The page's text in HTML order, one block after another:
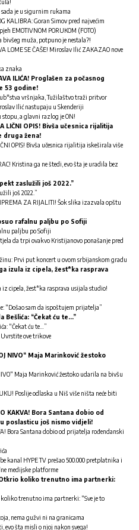
je u sigurnim rukama
KALIBRA: Goran Simov pred najvećim
EMOTIVNOM PORUKOM (FOTO)
bivšeg muža, potpuno je nestala?!
LOME SE ČAŠE! Miroslav Ilić ZAKAZAO nove
znaka
ILIĆA! Proglašen za počasnog
53 godine!
vršnjaka, Tužilaštvo traži pritvor
Ilić nastupaju u Skenderiji
stopu, a glavni razlog je ON!
LIČNI OPIS! Bivša učesnica rijalitija
druga žena!
OPIS! Bivša učesnica rijalitija iskeširala više
Kristina ga ne štedi, evo šta je uradila bez
zaslužili još 2022.”
još 2022.”
ZA RIJALITI! Šok slika izazvala opštu
rafalnu paljbu po Sofiji
paljbu po Sofiji
da trpi ovakvo Kristijanovo ponašanje pred
Prvi put koncert u ovom srbijanskom gradu
izula iz cipela, žest*ka rasprava
cipela, žest*ka rasprava usijala studio!
“Došao sam da ispoštujem prijatelja”
Bešlića: “Čekat ću te…”
“Čekat ću te…”
ove trikove
NIVO“ Maja Marinković žestoko
Maja Marinković žestoko udarila na bivšu
Poslije odlaska u Niš više ništa neće biti
KAKVA! Bora Santana dobio od
poslasticu još nismo vidjeli!
Bora Santana dobio od prijatelja rođendanski
kanal HYPE TV prešao 500.000 pretplatnika i
medijske platforme
Otkrio koliko trenutno ima partnerki:
koliko trenutno ima partnerki: “Sve je to
nema gužvi ni na granicama
evo šta misli o njoj nakon svega!